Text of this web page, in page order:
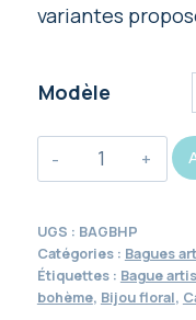
variantes
Modèle
quantité
de
bohème
-
Hortensia
UGS : BAGBHP
Catégories : Bagues
Étiquettes : Bague
bohème, Bijou floral,